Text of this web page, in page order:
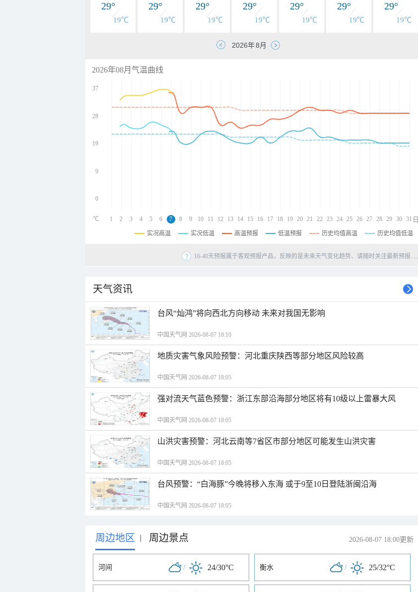
29°
19℃
29°
19℃
29°
19℃
29°
19℃
29°
19℃
29°
19℃
29°
19℃
2026年08月气温曲线
37
28
19
9
0
1 2 3 4 5 6 7 8 9 10 11 12 13 14 15 16 17 18 19 20 21 22 23 24 25 26 27 28 29 30 31
℃ 日
实况高温 实况低温 高温预报 低温预报 历史均值高温 历史均值低温
16-40天预报属于客观预报产品，反映的是未来天气变化趋势、请随时关注最新预报.....
天气资讯
台风“灿鸿”将向西北方向移动 未来对我国无影响
中国天气网 2026-08-07 18:10
地质灾害气象风险预警：河北重庆陕西等部分地区风险较高
中国天气网 2026-08-07 18:05
强对流天气蓝色预警：浙江东部沿海部分地区将有10级以上雷暴大风
中国天气网 2026-08-07 18:05
山洪灾害预警：河北云南等7省区市部分地区可能发生山洪灾害
中国天气网 2026-08-07 18:05
台风预警：“白海豚”今晚将移入东海 或于9至10日登陆浙闽沿海
中国天气网 2026-08-07 18:05
周边地区 | 周边景点 2026-08-07 18:00更新
河间 / 24/30°C 衡水 / 25/32°C